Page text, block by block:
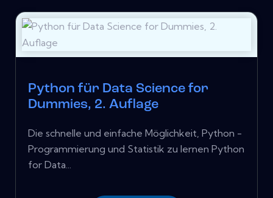
Python für Data Science for
Dummies, 2. Auflage
Die schnelle und einfache Möglichkeit, Python -
Programmierung und Statistik zu lernen Python
for Data...